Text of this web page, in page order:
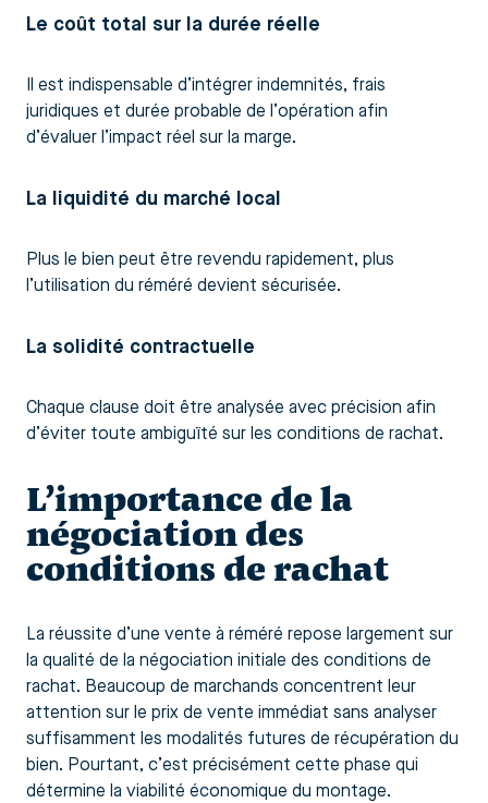
Le coût total sur la durée réelle
Il est indispensable d’intégrer indemnités, frais
juridiques et durée probable de l’opération afin
d’évaluer l’impact réel sur la marge.
La liquidité du marché local
Plus le bien peut être revendu rapidement, plus
l’utilisation du réméré devient sécurisée.
La solidité contractuelle
Chaque clause doit être analysée avec précision afin
d’éviter toute ambiguïté sur les conditions de rachat.
L’importance de la
négociation des
conditions de rachat
La réussite d’une vente à réméré repose largement sur
la qualité de la négociation initiale des conditions de
rachat. Beaucoup de marchands concentrent leur
attention sur le prix de vente immédiat sans analyser
suffisamment les modalités futures de récupération du
bien. Pourtant, c’est précisément cette phase qui
détermine la viabilité économique du montage.